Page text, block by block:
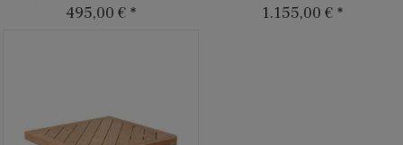
495,00 € * 1.155,00 € *